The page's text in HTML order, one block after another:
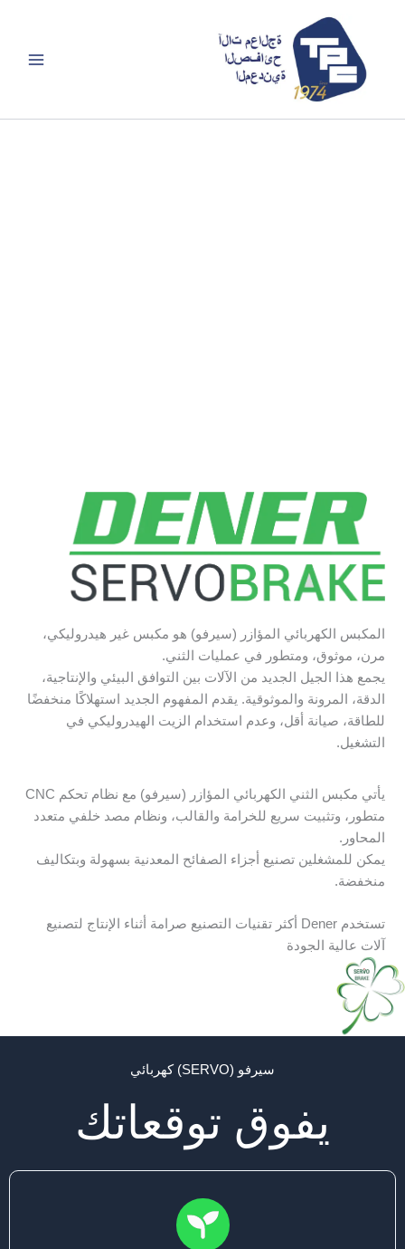
المحتوى
المكبس الكهربائي المؤازر (سيرفو) هو مكبس غير هيدروليكي،
مرن، موثوق، ومتطور في عمليات الثني.
يجمع هذا الجيل الجديد من الآلات بين التوافق البيئي والإنتاجية،
الدقة، المرونة والموثوقية. يقدم المفهوم الجديد استهلاكًا منخفضًا
للطاقة، صيانة أقل، وعدم استخدام الزيت الهيدروليكي في
التشغيل.
يأتي مكبس الثني الكهربائي المؤازر (سيرفو) مع نظام تحكم CNC
متطور، وتثبيت سريع للخرامة والقالب، ونظام مصد خلفي متعدد
المحاور.
يمكن للمشغلين تصنيع أجزاء الصفائح المعدنية بسهولة وبتكاليف
منخفضة.
تستخدم Dener أكثر تقنيات التصنيع صرامة أثناء الإنتاج لتصنيع
آلات عالية الجودة
سيرفو (SERVO) كهربائي
يفوق توقعاتك